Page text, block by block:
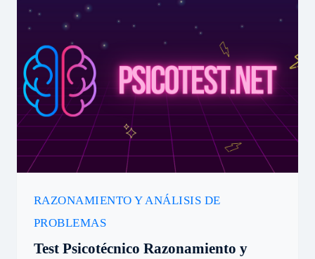
RAZONAMIENTO Y ANÁLISIS DE
PROBLEMAS
Test Psicotécnico Razonamiento y